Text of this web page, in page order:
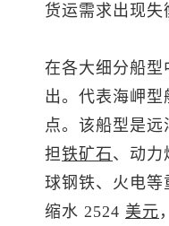
货运需求出现失
在各大细分船
出。代表海岬
点。该船型是
担铁矿石、动力
球钢铁、火电
缩水 2524 美元